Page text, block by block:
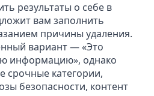
результаты о себе в
вам заполнить
причины удаления.
вариант — «Это
информацию», однако
срочные категории,
безопасности, контент